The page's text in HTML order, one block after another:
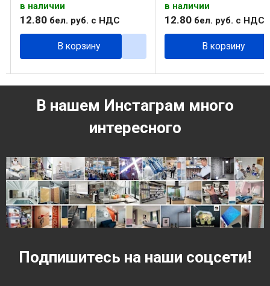
в наличии
12.80 бел. руб. с НДС
В корзину
в наличии
12.80 бел. руб. с НДС
В корзину
В нашем Инстаграм много
интересного
Подпишитесь на наши соцсети!